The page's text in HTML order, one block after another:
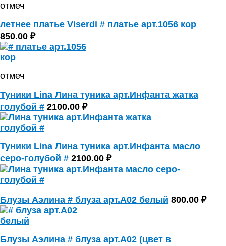
отмеч
летнее платье Viserdi # платье арт.1056 кор
850.00 ₽
отмеч
Туники Lina Лина туника арт.Инфанта жатка
голубой # 2100.00 ₽
Туники Lina Лина туника арт.Инфанта масло
серо-голубой # 2100.00 ₽
Блузы Аэлина # блуза арт.А02 белый 800.00 ₽
Блузы Аэлина # блуза арт.А02 (цвет в